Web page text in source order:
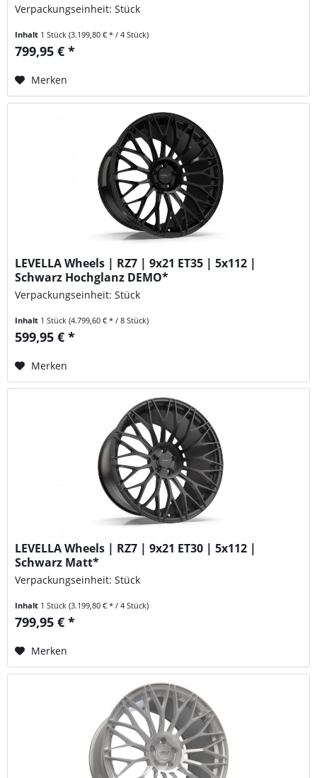
Verpackungseinheit: Stück
Inhalt 1 Stück(3.199,80 € * / 4 Stück)
799,95 € *
Merken
LEVELLA Wheels | RZ7 | 9x21 ET35 | 5x112 |
Schwarz Hochglanz DEMO*
Verpackungseinheit: Stück
Inhalt 1 Stück(4.799,60 € * / 8 Stück)
599,95 € *
Merken
LEVELLA Wheels | RZ7 | 9x21 ET30 | 5x112 |
Schwarz Matt*
Verpackungseinheit: Stück
Inhalt 1 Stück(3.199,80 € * / 4 Stück)
799,95 € *
Merken